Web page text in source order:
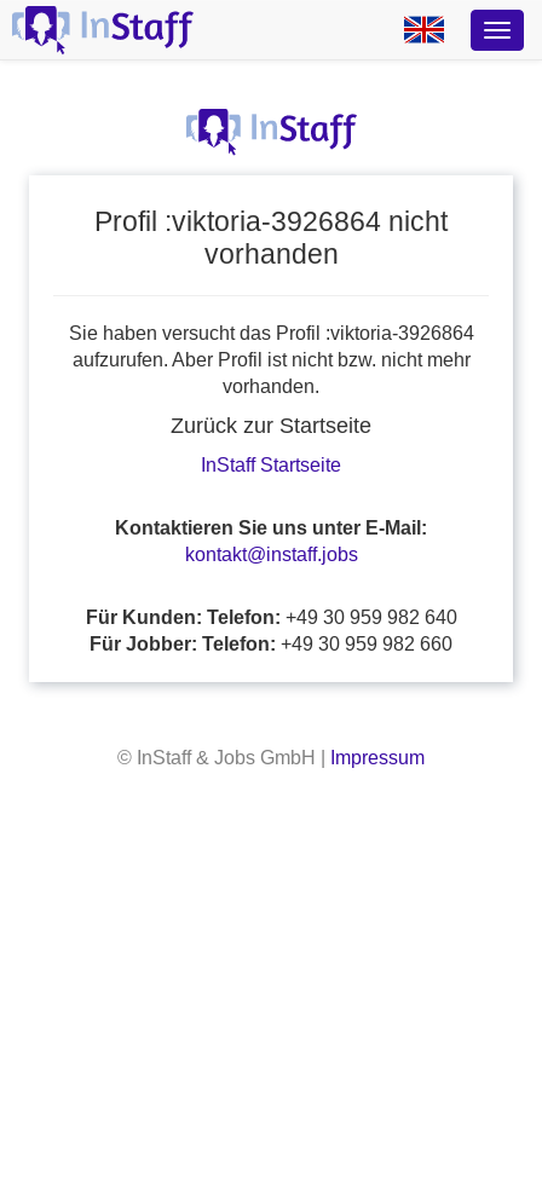
Profil :viktoria-3926864 nicht
vorhanden
Sie haben versucht das Profil :viktoria-3926864
aufzurufen. Aber Profil ist nicht bzw. nicht mehr
vorhanden.
Zurück zur Startseite
InStaff Startseite
Kontaktieren Sie uns unter E-Mail:
kontakt@instaff.jobs
Für Kunden: Telefon: +49 30 959 982 640
Für Jobber: Telefon: +49 30 959 982 660
© InStaff & Jobs GmbH | Impressum